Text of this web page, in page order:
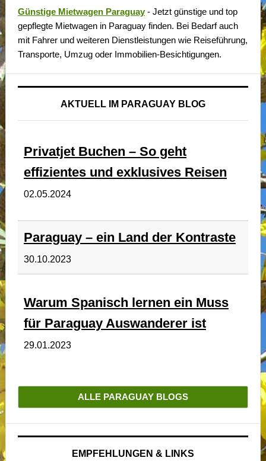
Günstige Mietwagen Paraguay- Jetzt günstige und top
gepflegte Mietwagen in Paraguay finden. Bei Bedarf auch
mit Fahrer und weiteren Dienstleistungen wie Reiseführung,
Transporte, Umzug oder Immobilien-Besichtigungen.
AKTUELL IM PARAGUAY BLOG
Privatjet Buchen – So geht
effizientes und exklusives Reisen
02.05.2024
Paraguay – ein Land der Kontraste
30.10.2023
Warum Spanisch lernen ein Muss
für Paraguay Auswanderer ist
29.01.2023
ALLE PARAGUAY BLOGS
EMPFEHLUNGEN & LINKS